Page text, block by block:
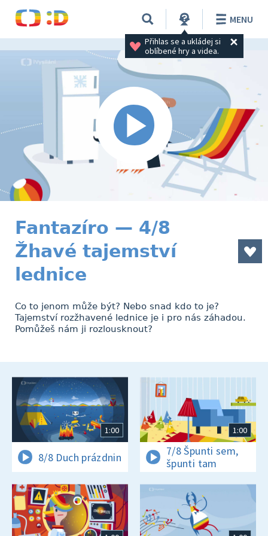
Přihlas se a ukládej si
oblíbené hry a videa.
MENU
Fantazíro — 4/8
Žhavé tajemství
lednice
Co to jenom může být? Nebo snad kdo to je?
Tajemství rozžhavené lednice je i pro nás záhadou.
Pomůžeš nám ji rozlousknout?
1:00
8/8 Duch prázdnin
1:00
7/8 Špunti sem,
špunti tam